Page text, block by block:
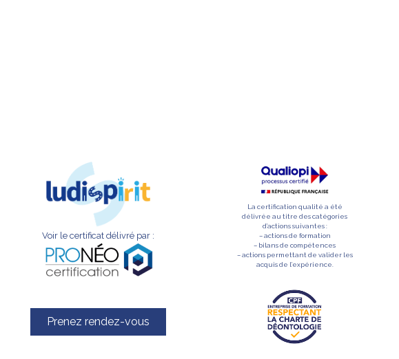
Voir le certificat délivré par :
Prenez rendez-vous
La certification qualité a été
délivrée au titre des catégories
d’actions suivantes :
– actions de formation
– bilans de compétences
– actions permettant de valider les
acquis de l’expérience.